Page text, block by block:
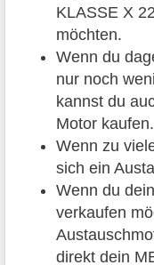
KLASSE X
möchten.
Wenn du
nur noch
kannst du
Motor kaufen.
Wenn zu
sich ein
Wenn du
verkaufen
direkt dein